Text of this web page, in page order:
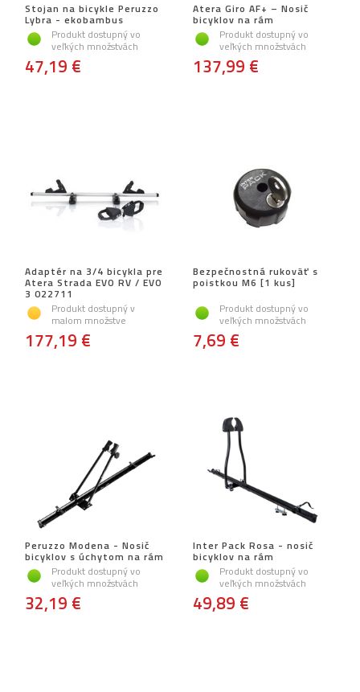
Stojan na bicykle Peruzzo
Lybra - ekobambus
Produkt dostupný vo
veľkých množstvách
47,19 €
Atera Giro AF+ – Nosič
bicyklov na rám
Produkt dostupný vo
veľkých množstvách
137,99 €
Adaptér na 3/4 bicykla pre
Atera Strada EVO RV / EVO
3 022711
Produkt dostupný v
malom množstve
177,19 €
Bezpečnostná rukoväť s
poistkou M6 [1 kus]
Produkt dostupný vo
veľkých množstvách
7,69 €
Peruzzo Modena - Nosič
bicyklov s úchytom na rám
Produkt dostupný vo
veľkých množstvách
32,19 €
Inter Pack Rosa - nosič
bicyklov na rám
Produkt dostupný vo
veľkých množstvách
49,89 €